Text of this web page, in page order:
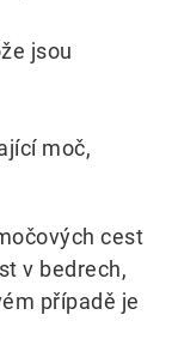
jsou
moč,
cest
v bedrech,
případě je